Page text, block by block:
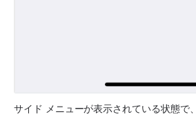
サイド メニューが表示されている状態で